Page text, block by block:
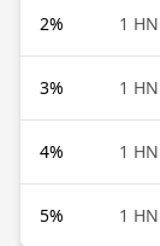
2% 1
3% 1
4% 1
5% 1